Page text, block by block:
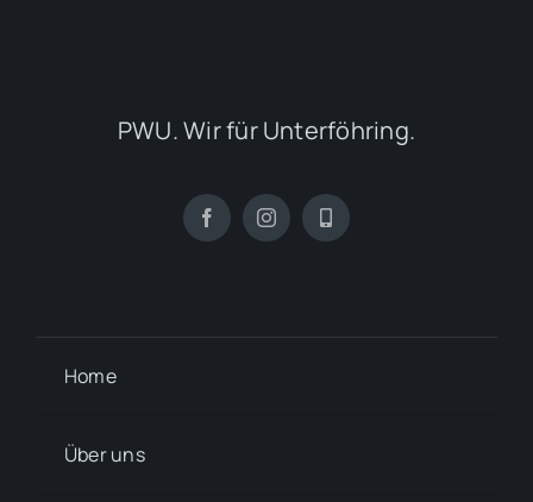
PWU. Wir für Unterföhring.
Home
Über uns